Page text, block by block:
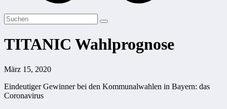
TITANIC Wahlprognose
März 15, 2020
Eindeutiger Gewinner bei den Kommunalwahlen in Bayern: das
Coronavirus